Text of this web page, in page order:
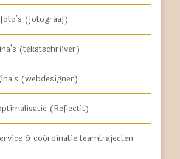
(fotograaf)
(tekstschrijver)
(webdesigner)
(Reflectit)
& coördinatie teamtrajecten